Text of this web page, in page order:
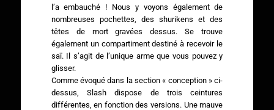
l’a embauché ! Nous y voyons également de
nombreuses pochettes, des shurikens et des
têtes de mort gravées dessus. Se trouve
également un compartiment destiné à recevoir le
saï. Il s’agit de l’unique arme que vous pouvez y
glisser.
Comme évoqué dans la section « conception » ci-
dessus, Slash dispose de trois ceintures
différentes, en fonction des versions. Une mauve